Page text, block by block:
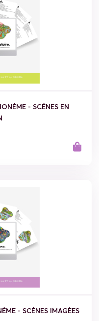
- SCÈNES EN
- SCÈNES IMAGÉES